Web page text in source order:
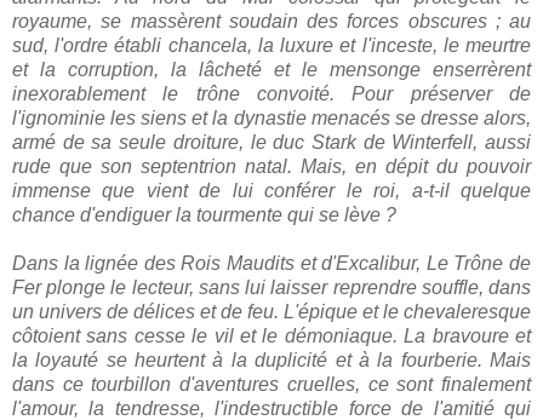
royaume, se massèrent soudain des forces obscures ; au
sud, l'ordre établi chancela, la luxure et l'inceste, le meurtre
et la corruption, la lâcheté et le mensonge enserrèrent
inexorablement le trône convoité. Pour préserver de
l'ignominie les siens et la dynastie menacés se dresse alors,
armé de sa seule droiture, le duc Stark de Winterfell, aussi
rude que son septentrion natal. Mais, en dépit du pouvoir
immense que vient de lui conférer le roi, a-t-il quelque
chance d'endiguer la tourmente qui se lève ?
Dans la lignée des Rois Maudits et d'Excalibur, Le Trône de
Fer plonge le lecteur, sans lui laisser reprendre souffle, dans
un univers de délices et de feu. L'épique et le chevaleresque
côtoient sans cesse le vil et le démoniaque. La bravoure et
la loyauté se heurtent à la duplicité et à la fourberie. Mais
dans cetourbillon d'aventures cruelles, ce sont finalement
l'amour, la tendresse, l'indestructible force de l'amitié qui